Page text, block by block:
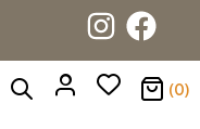
(0)